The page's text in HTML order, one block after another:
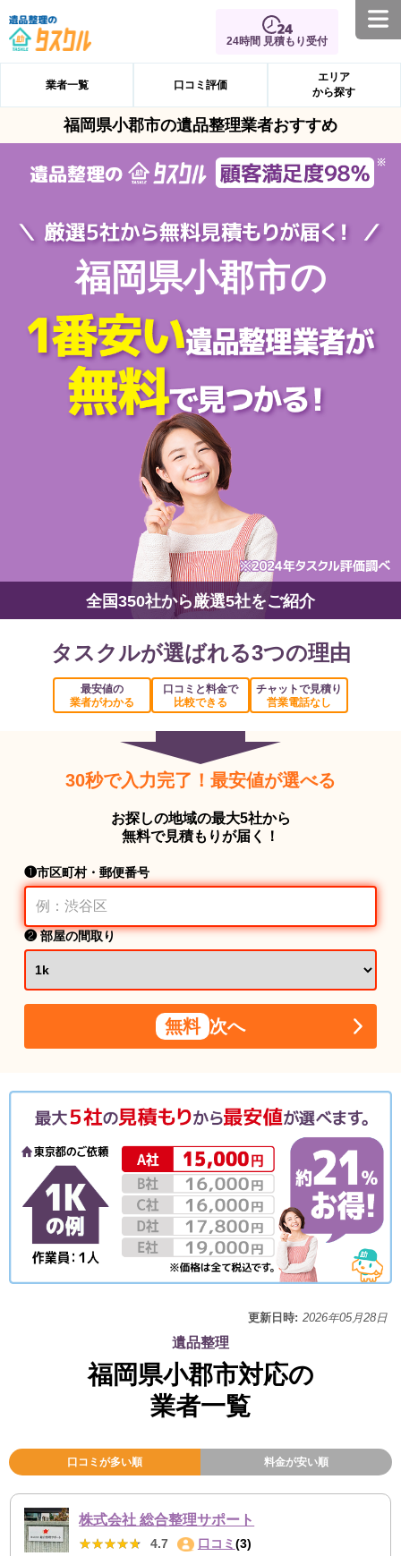
24時間 見積もり受付
業者一覧 口コミ評価
エリア
から探す
福岡県小郡市の遺品整理業者おすすめ
福岡県小郡市の
全国350社から厳選5社をご紹介
タスクルが選ばれる3つの理由
最安値の
業者がわかる
口コミと料金で
比較できる
チャットで見積り
営業電話なし
30秒で入力完了！最安値が選べる
お探しの地域の最大5社から
無料で見積もりが届く！
❶市区町村・郵便番号
❷ 部屋の間取り
無料 次へ
更新日時: 2026年05月28日
遺品整理
福岡県小郡市対応の
業者一覧
口コミが多い順 料金が安い順
株式会社 総合整理サポート
★★★★★
★★★★★ 4.7 口コミ (3)